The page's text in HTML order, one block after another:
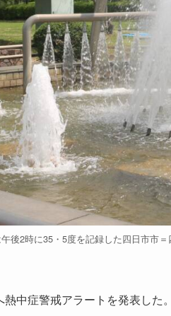
午後2時に35・5度を記録した四日市市＝
中症警戒アラートを発表した